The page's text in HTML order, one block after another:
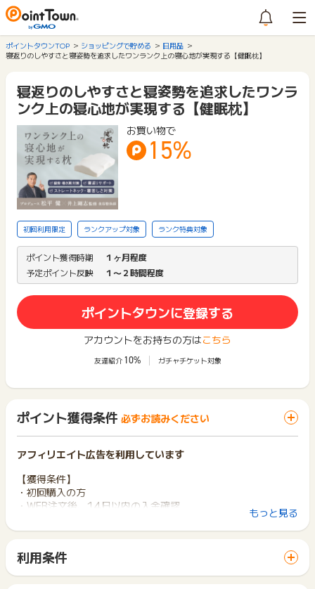
ポイントタウンTOP ショッピングで貯める
日用品
寝返りのしやすさと寝姿勢を追求したワンランク上の寝心地が実現する【健眠枕】
寝返りのしやすさと寝姿勢を追求したワンラ
ンク上の寝心地が実現する【健眠枕】
お買い物で
15%
初回利用限定 ランクアップ対象 ランク特典対象
ポイント獲得時期
１ヶ月程度
予定ポイント反映
１〜２時間程度
ポイントタウンに登録する
アカウントをお持ちの方はこちら
友達紹介 10% ガチャチケット対象
ポイント獲得条件 必ずお読みください
アフィリエイト広告を利用しています
【獲得条件】
・初回購入の方
・WEB注文後、14日以内の入金確認
※クーポンを利用して購入した場合、値引き後の金額に修正して
【獲得対象外条件】
もっと見る
利用条件